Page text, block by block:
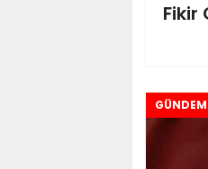
GÜNDEM